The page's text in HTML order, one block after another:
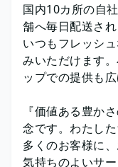
国内10カ所の自
舗へ毎日配送さ
いつもフレッシ
みいただけます
ップでの提供も広
『価値ある豊か
念です。わたし
多くのお客様に
気持ちのよいサ